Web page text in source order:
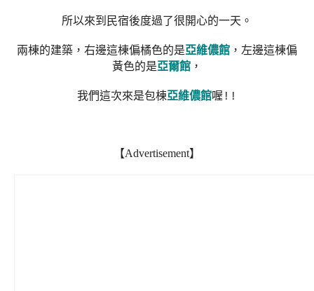
所以來到民宿後度過了很開心的一天。
兩棟的建築，右邊這棟偏橘色的是亞維儂館 ，左邊這棟偏
黃色的是亞爾館 ，
我們這次來是包棟亞維儂館喔!!
【Advertisement】